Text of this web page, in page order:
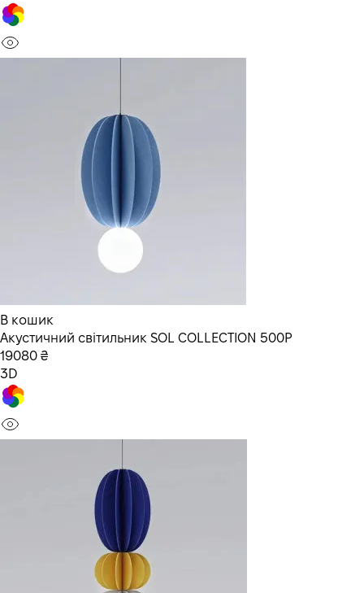
В кошик
Акустичний світильник SOL COLLECTION 500P
19080 ₴
3D